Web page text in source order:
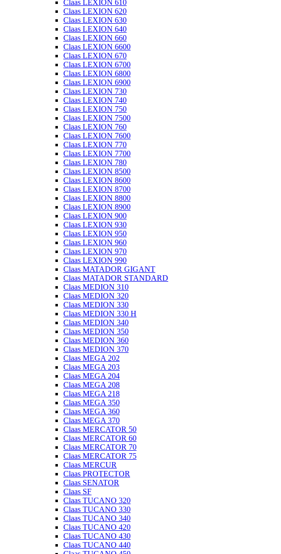
Claas LEXION 610
Claas LEXION 620
Claas LEXION 630
Claas LEXION 640
Claas LEXION 660
Claas LEXION 6600
Claas LEXION 670
Claas LEXION 6700
Claas LEXION 6800
Claas LEXION 6900
Claas LEXION 730
Claas LEXION 740
Claas LEXION 750
Claas LEXION 7500
Claas LEXION 760
Claas LEXION 7600
Claas LEXION 770
Claas LEXION 7700
Claas LEXION 780
Claas LEXION 8500
Claas LEXION 8600
Claas LEXION 8700
Claas LEXION 8800
Claas LEXION 8900
Claas LEXION 900
Claas LEXION 930
Claas LEXION 950
Claas LEXION 960
Claas LEXION 970
Claas LEXION 990
Claas MATADOR GIGANT
Claas MATADOR STANDARD
Claas MEDION 310
Claas MEDION 320
Claas MEDION 330
Claas MEDION 330 H
Claas MEDION 340
Claas MEDION 350
Claas MEDION 360
Claas MEDION 370
Claas MEGA 202
Claas MEGA 203
Claas MEGA 204
Claas MEGA 208
Claas MEGA 218
Claas MEGA 350
Claas MEGA 360
Claas MEGA 370
Claas MERCATOR 50
Claas MERCATOR 60
Claas MERCATOR 70
Claas MERCATOR 75
Claas MERCUR
Claas PROTECTOR
Claas SENATOR
Claas SF
Claas TUCANO 320
Claas TUCANO 330
Claas TUCANO 340
Claas TUCANO 420
Claas TUCANO 430
Claas TUCANO 440